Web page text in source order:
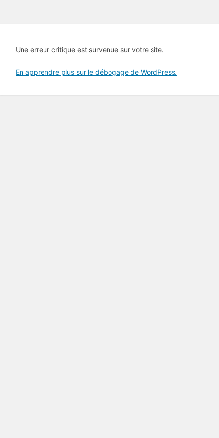
Une erreur critique est survenue sur votre site.
En apprendre plus sur le débogage de WordPress.